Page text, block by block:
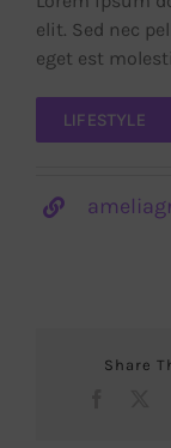
elit. Sed nec
eget est
LIFESTYLE
Share